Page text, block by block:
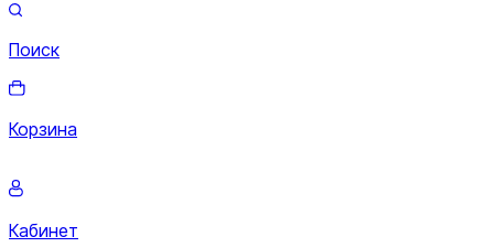
Поиск
Корзина
Кабинет